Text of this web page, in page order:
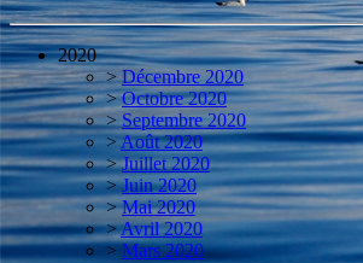
2020
> Décembre 2020
> Octobre 2020
> Septembre 2020
> Août 2020
> Juillet 2020
> Juin 2020
> Mai 2020
>Avril 2020
> Mars 2020